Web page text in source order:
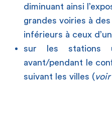
diminuant ainsi
grandes voiries à
inférieurs à ceux
sur les stations
avant/pendant le
suivant les villes (